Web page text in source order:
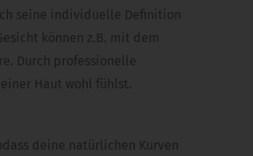
seine individuelle Definition
können z.B. mit dem
Durch professionelle
Haut wohl fühlst.
deine natürlichen Kurven